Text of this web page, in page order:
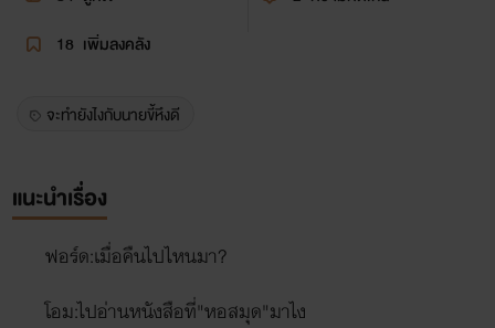
18 เพิ่มลงคลัง
จะทำยังไงกับนายขี้หึงดี
แนะนำเรื่อง
ฟอร์ด:เมื่อคืนไปไหนมา?
โอม:ไปอ่านหนังสือที่"หอสมุด"มาไง